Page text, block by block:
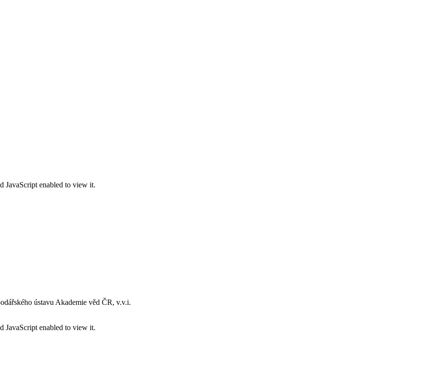
JavaScript enabled to view it.
ústavu Akademie věd ČR, v.v.i.
JavaScript enabled to view it.